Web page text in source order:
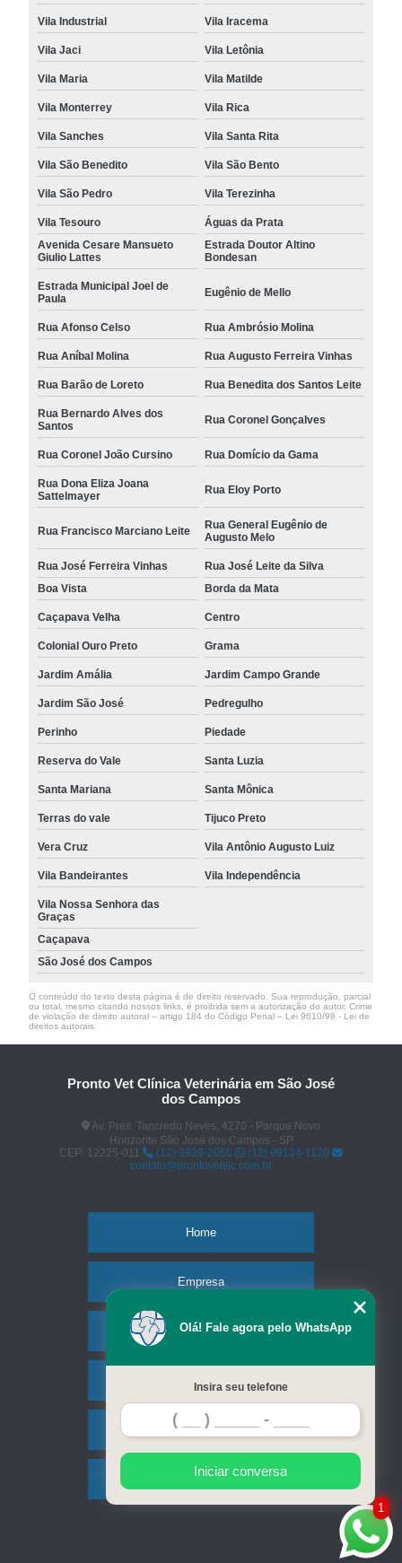
Vila Industrial Vila Iracema
Vila Jaci Vila Letônia
Vila Maria Vila Matilde
Vila Monterrey Vila Rica
Vila Sanches Vila Santa Rita
Vila São Benedito Vila São Bento
Vila São Pedro Vila Terezinha
Vila Tesouro
Águas da Prata
Avenida Cesare Mansueto
Giulio Lattes
Estrada Doutor Altino
Bondesan
Estrada Municipal Joel de
Paula
Eugênio de Mello
Rua Afonso Celso Rua Ambrósio Molina
Rua Aníbal Molina Rua Augusto Ferreira Vinhas
Rua Barão de Loreto Rua Benedita dos Santos Leite
Rua Bernardo Alves dos
Santos
Rua Coronel Gonçalves
Rua Coronel João Cursino Rua Domício da Gama
Rua Dona Eliza Joana
Sattelmayer
Rua Eloy Porto
Rua Francisco Marciano Leite
Rua General Eugênio de
Augusto Melo
Rua José Ferreira Vinhas
Rua José Leite da Silva
Boa Vista
Borda da Mata
Caçapava Velha Centro
Colonial Ouro Preto Grama
Jardim Amália Jardim Campo Grande
Jardim São José Pedregulho
Perinho Piedade
Reserva do Vale Santa Luzia
Santa Mariana Santa Mônica
Terras do vale Tijuco Preto
Vera Cruz Vila Antônio Augusto Luiz
Vila Bandeirantes Vila Independência
Vila Nossa Senhora das
Graças
Caçapava
São José dos Campos
O conteúdo do texto desta página é de direito reservado. Sua reprodução, parcial
ou total, mesmo citando nossos links, é proibida sem a autorização do autor. Crime
de violação de direito autoral – artigo 184 do Código Penal – Lei 9610/98 - Lei de
direitos autorais
Pronto Vet Clínica Veterinária em São José
dos Campos
Av. Pres. Tancredo Neves, 4270 - Parque Novo
Horizonte São José dos Campos - SP
CEP: 12225-011
(12) 3939-2050
(12) 99134-1120
contato@prontovetsjc.com.br
Home
Empresa
Missão
Serviços
Contato
Mapa do site
1
Olá! Fale agora pelo WhatsApp
Insira seu telefone
Iniciar conversa